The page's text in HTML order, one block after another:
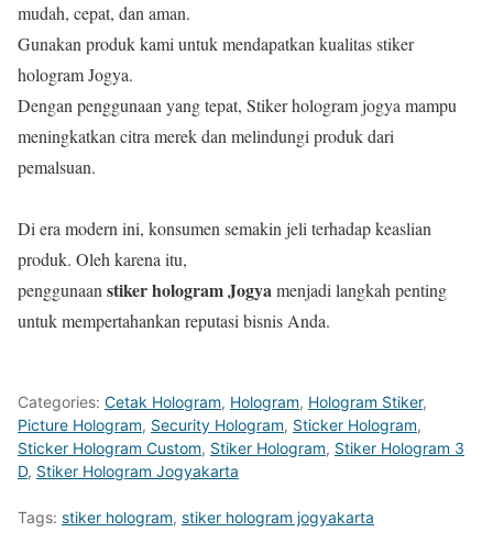
mudah, cepat, dan aman.
Gunakan produk kami untuk mendapatkan kualitas stiker
hologram Jogya.
Dengan penggunaan yang tepat, Stiker hologram jogya mampu
meningkatkan citra merek dan melindungi produk dari
pemalsuan.
Di era modern ini, konsumen semakin jeli terhadap keaslian
produk. Oleh karena itu,
penggunaan stiker hologram Jogyamenjadi langkah penting
untuk mempertahankan reputasi bisnis Anda.
Categories: Cetak Hologram, Hologram, Hologram Stiker,
Picture Hologram, Security Hologram, Sticker Hologram,
Sticker Hologram Custom, Stiker Hologram, Stiker Hologram 3
D, Stiker Hologram Jogyakarta
Tags: stiker hologram, stiker hologram jogyakarta